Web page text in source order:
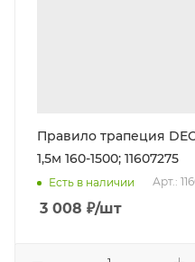
Правило трапеция
1,5м 160-1500; 11607275
Есть в наличии Арт.:
3 008 ₽/шт